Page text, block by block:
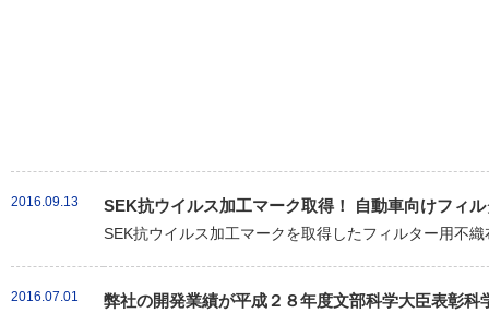
2016.09.13 SEK抗ウイルス加工マーク取得！ 自動車向けフィ
SEK抗ウイルス加工マークを取得したフィルター用不
2016.07.01 弊社の開発業績が平成２８年度文部科学大臣表彰